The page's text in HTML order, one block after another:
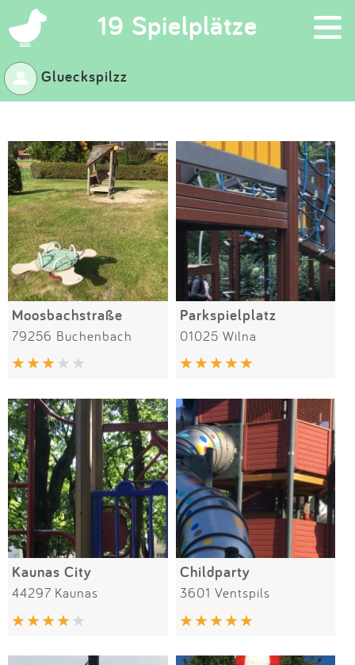
19 Spielplätze ×
Suchen
Eintragen
App
Blog
Partner
Kontakt
Impressum
Anmelden
Glueckspilzz
Moosbachstraße
79256 Buchenbach
Parkspielplatz
01025 Wilna
Kaunas City
44297 Kaunas
Childparty
3601 Ventspils